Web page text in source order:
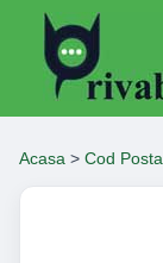
Acasa > Cod